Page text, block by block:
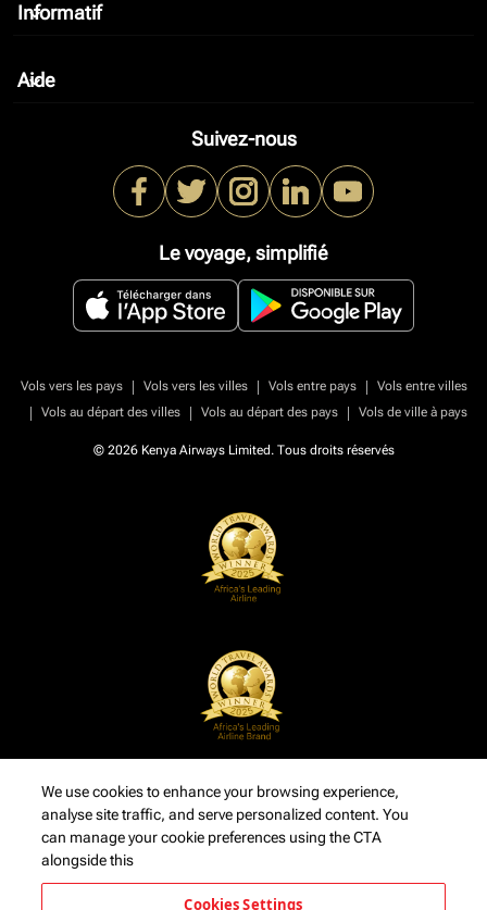
Informatif
keyboard_arrow_down
Aide
keyboard_arrow_down
Suivez-nous
Le voyage, simplifié
Vols vers les pays | Vols vers les villes | Vols entre pays |
Vols entre villes
|
Vols au départ des villes | Vols au départ des pays | Vols de ville à pays
© 2026 Kenya Airways Limited. Tous droits réservés
We use cookies to enhance your browsing experience,
analyse site traffic, and serve personalized content. You
can manage your cookie preferences using the CTA
alongside this
Cookies Settings